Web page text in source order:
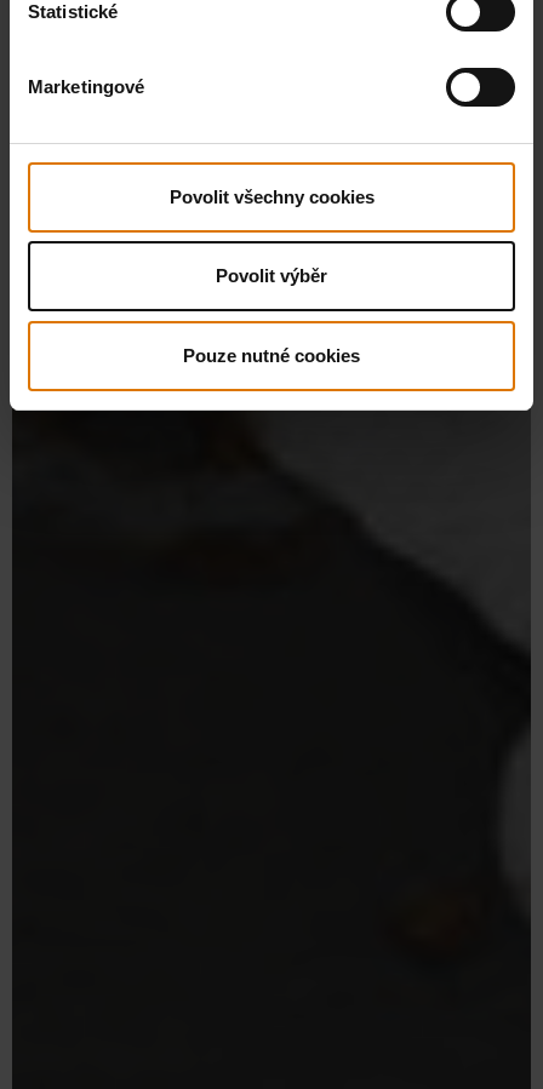
Statistické
Marketingové
Povolit všechny cookies
Povolit výběr
Pouze nutné cookies